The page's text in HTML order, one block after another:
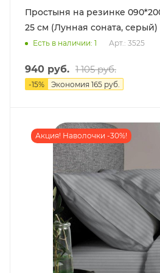
Простыня на резинке
25 см (Лунная соната, серый)
Есть в наличии: 1 Арт.: 3525
940 руб. 1 105руб.
-15% Экономия 165 руб.
Акция! Наволочки -30%!